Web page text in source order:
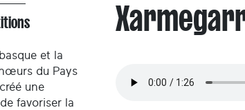
et la
du Pays
une
favoriser la